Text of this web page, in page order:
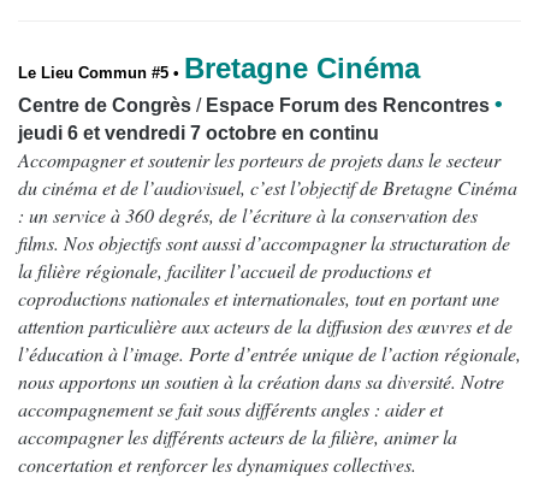
Le Lieu Commun #5 • Bretagne Cinéma
Centre de Congrès / Espace Forum des Rencontres •
jeudi 6 et vendredi 7 octobre en continu
Accompagner et soutenir les porteurs de projets dans le secteur
du cinéma et de l’audiovisuel, c’est l’objectif de Bretagne Cinéma
: un service à 360 degrés, de l’écriture à la conservation des
films. Nos objectifs sont aussi d’accompagner la structuration de
la filière régionale, faciliter l’accueil de productions et
coproductions nationales et internationales, tout en portant une
attention particulière aux acteurs de la diffusion des œuvres et de
l’éducation à l’image. Porte d’entrée unique de l’action régionale,
nous apportons un soutien à la création dans sa diversité. Notre
accompagnement se fait sous différents angles : aider et
accompagner les différents acteurs de la filière, animer la
concertation et renforcer les dynamiques collectives.